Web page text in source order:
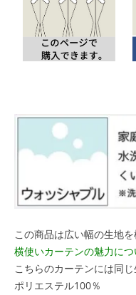
この商品は広い幅の生地
横使いカーテンの魅力につ
こちらのカーテンには同
ポリエステル100％